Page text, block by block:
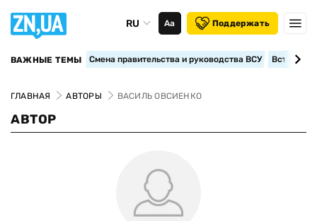
RU Аа Поддержать
ВАЖНЫЕ ТЕМЫ Смена правительства и руководства ВСУ
ГЛАВНАЯ АВТОРЫ ВАСИЛЬ ОВСИЕНКО
АВТОР